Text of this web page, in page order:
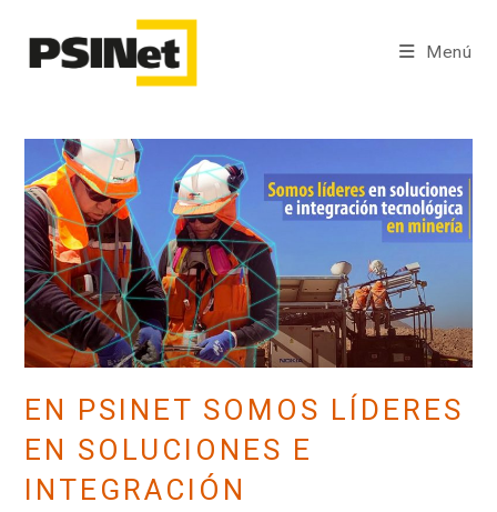
contenido
Menú
EN PSINET SOMOS LÍDERES
EN SOLUCIONES E
INTEGRACIÓN